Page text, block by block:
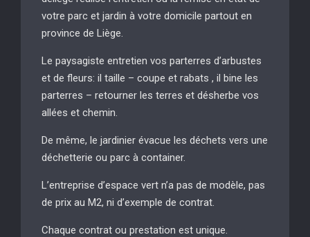
votre parc et jardin à votre domicile partout en
province de Liège.
Le paysagiste entretien vos parterres d’arbustes
et de fleurs: il taille – coupe et rabats , il bine les
parterres – retourner les terres et désherbe vos
allées et chemin.
De même, le jardinier évacue les déchets vers une
déchetterie ou parc à container.
L’entreprise d’espace vert n’a pas de modèle, pas
de prix au M2, ni d’exemple de contrat.
Chaque contrat ou prestation est unique.